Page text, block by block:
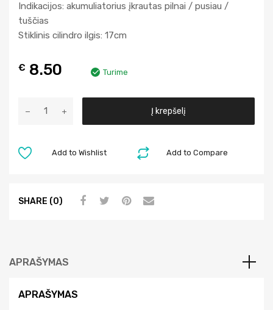
Indikacijos: akumuliatorius įkrautas pilnai / pusiau /
tuščias
Stiklinis cilindro ilgis: 17cm
€ 8.50 Turime
Į krepšelį
:
Add to Compare
Add to Wishlist
SHARE (0)
APRAŠYMAS
APRAŠYMAS